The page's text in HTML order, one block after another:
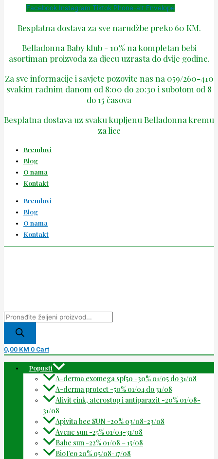
Facebook Instagram Tiktok Phone-alt Envelope
Besplatna dostava za sve narudžbe preko 60 KM.
Belladonna Baby klub - 10% na kompletan bebi
asortiman proizvoda za djecu uzrasta do dvije godine.
Za sve informacije i savjete pozovite nas na 059/260-410
svakim radnim danom od 8:00 do 20:30 i subotom od 8
do 15 časova
Besplatna dostava uz svaku kupljenu Belladonna kremu
za lice
Brendovi
Blog
O nama
Kontakt
Brendovi
Blog
O nama
Kontakt
0,00 KM 0 Cart
Popusti
A-derma exomega spf50 -30% 01/05 do 31/08
A-derma protect -50% 01/04 do 31/08
Alivit cink, aterostop i antiparazit -20% 01/08-
31/08
Apivita bee SUN -20% 03/08-23/08
Avene sun -25% 01/04-31/08
Babe sun -22% 01/08 – 15/08
BioTeo 20% 05/08-17/08